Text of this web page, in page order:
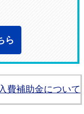
ら
費補助金について